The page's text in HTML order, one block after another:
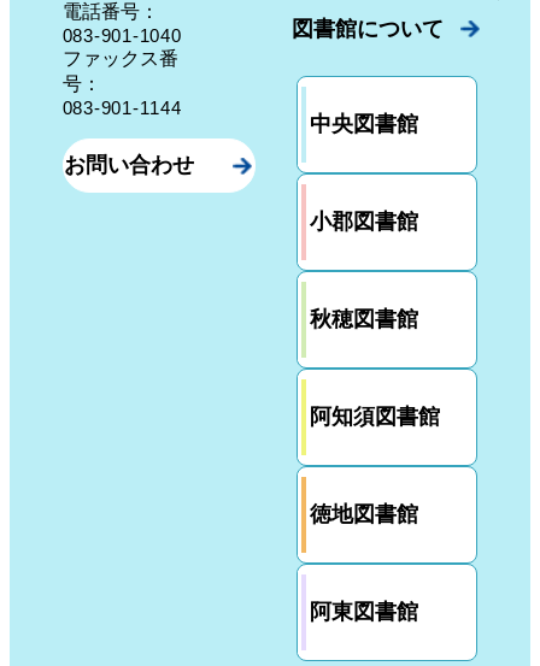
電話番号：
083-901-1040
ファックス番
号：
083-901-1144
お問い合わせ
図書館について
中央図書館
小郡図書館
秋穂図書館
阿知須図書館
徳地図書館
阿東図書館